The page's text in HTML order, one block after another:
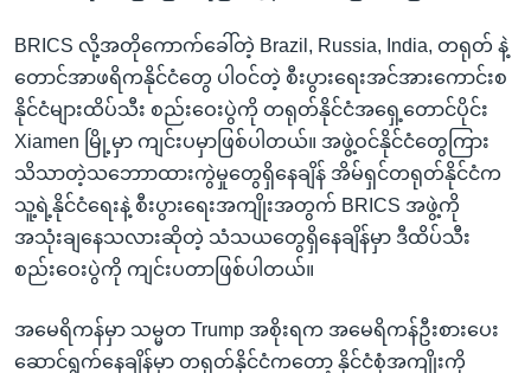
BRICS လို့အတိုကောက်ခေါ်တဲ့ Brazil, Russia, India, တရုတ် နဲ့
တောင်အာဖရိကနိုင်ငံတွေ ပါဝင်တဲ့ စီးပွားရေးအင်အားကောင်းစ
နိုင်ငံများထိပ်သီး စည်းဝေးပွဲကို တရုတ်နိုင်ငံအရှေ့တောင်ပိုင်း
Xiamen မြို့မှာ ကျင်းပမှာဖြစ်ပါတယ်။ အဖွဲ့ဝင်နိုင်ငံတွေကြား
သိသာတဲ့သဘောာထားကွဲမှုတွေရှိနေချိန် အိမ်ရှင်တရုတ်နိုင်ငံက
သူ့ရဲ့နိုင်ငံရေးနဲ့ စီးပွားရေးအကျိုးအတွက် BRICS အဖွဲ့ကို
အသုံးချနေသလားဆိုတဲ့ သံသယတွေရှိနေချိန်မှာ ဒီထိပ်သီး
စည်းဝေးပွဲကို ကျင်းပတာဖြစ်ပါတယ်။
အမေရိကန်မှာ သမ္မတ Trump အစိုးရက အမေရိကန်ဦးစားပေး
ဆောင်ရွက်နေချိန်မှာ တရုတ်နိုင်ငံကတော့ နိုင်ငံစုံအကျိုးကို